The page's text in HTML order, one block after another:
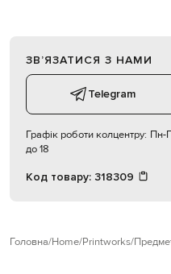
ЗВʼЯЗАТИСЯ З НАМИ
Telegram
Графік роботи колцентру: Пн-
до 18
Код товару: 318309
Головна Home Printworks